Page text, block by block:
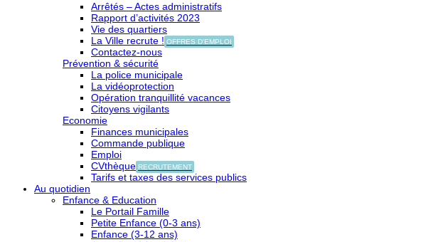
Arrêtés – Actes administratifs
Rapport d’activités 2023
Vie des quartiers
La Ville recrute ! OFFRES D'EMPLOI
Contactez-nous
Prévention & sécurité
La police municipale
La vidéoprotection
Opération tranquillité vacances
Citoyens vigilants
Economie
Finances municipales
Commande publique
Emploi
CVthèque RECRUTEMENT
Tarifs et taxes des services publics
Au quotidien
Enfance & Education
Le Portail Famille
Petite Enfance (0-3 ans)
Enfance (3-12 ans)